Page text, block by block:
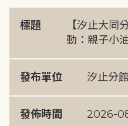
標題
【汐止大同
動：親子小
發布單位 汐止分館
發佈時間 2026-